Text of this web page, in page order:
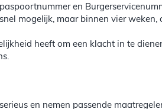
en
mogelijk, maar binnen vier weken,
heeft om een klacht in te
en nemen passende